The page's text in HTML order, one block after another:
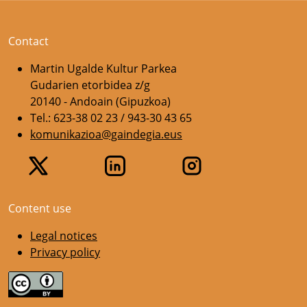
Contact
Martin Ugalde Kultur Parkea
Gudarien etorbidea z/g
20140 - Andoain (Gipuzkoa)
Tel.: 623-38 02 23 / 943-30 43 65
komunikazioa@gaindegia.eus
Content use
Legal notices
Privacy policy